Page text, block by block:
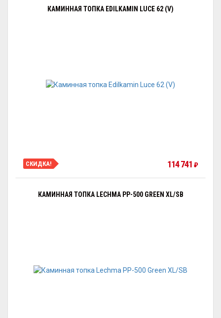
КАМИННАЯ ТОПКА EDILKAMIN LUCE 62 (V)
СКИДКА! 114 741 ₽
КАМИННАЯ ТОПКА LECHMA PP-500 GREEN XL/SB